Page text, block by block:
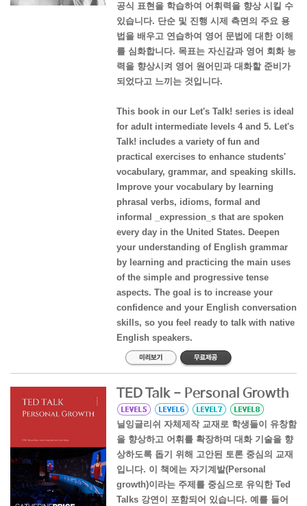
공식 표현을 학습하여 어휘력을 향상 시킬 수
있습니다. 단순 및 진행 시제 측면의 주요 용
법을 배우고 연습하여 영어 문법에 대한 이해
를 심화합니다. 목표는 자신감과 영어 회화 능
력을 향상시켜 영어 원어민과 대화할 준비가
되었다고 느끼는 것입니다.
This book in our Let's Talk! series is ideal
for adult intermediate levels 4 and 5. Let's
Talk! includes a variety of fun and
practical exercises to enhance students'
vocabulary, grammar, and speaking skills.
Improve your vocabulary by learning
phrasal verbs, idioms, formal and
informal _expression_s that are spoken
every day in the United States. Deepen
your understanding of English grammar
by learning and practicing the main uses
of the simple and progressive tense
aspects. The goal is to increase your
confidence and your English conversation
skills, so you feel ready to talk with native
English speakers.
TED Talk - Personal Growth
닐잉글리쉬 자체제작 교재로 학생들이 유창함
을 향상하고 어휘를 확장하며 대화 기술을 향
상하도록 돕기 위해 고안된 토론 중심의 교재
입니다. 이 책에는 자기계발(Personal
growth)이라는 주제를 중심으로 유익한 Ted
Talks 강연이 포함되어 있습니다. 예를 들어